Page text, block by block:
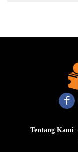
Tentang Kami